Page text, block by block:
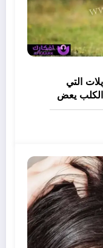
التي
يعض